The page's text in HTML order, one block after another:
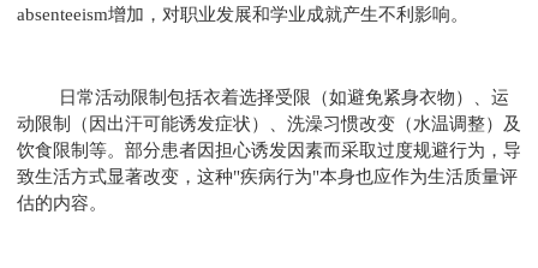
absenteeism增加，对职业发展和学业成就产生不利影响。
日常活动限制包括衣着选择受限（如避免紧身衣物）、运
动限制（因出汗可能诱发症状）、洗澡习惯改变（水温调整）及
饮食限制等。部分患者因担心诱发因素而采取过度规避行为，导
致生活方式显著改变，这种"疾病行为"本身也应作为生活质量评
估的内容。